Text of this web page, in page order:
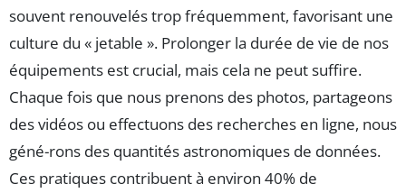
souvent renouvelés trop fréquemment, favorisant une
culture du « jetable ». Prolonger la durée de vie de nos
équipements est crucial, mais cela ne peut suffire.
Chaque fois que nous prenons des photos, partageons
des vidéos ou effectuons des recherches en ligne, nous
géné-rons des quantités astronomiques de données.
Ces pratiques contribuent à environ 40% de